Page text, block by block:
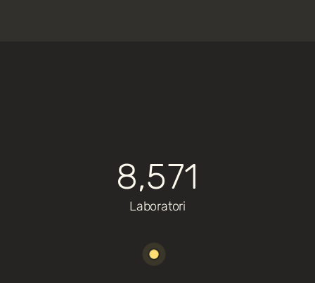
Laboratori